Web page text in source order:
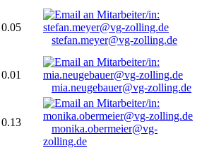
0.05
stefan.meyer@vg-zolling.de
0.01
mia.neugebauer@vg-zolling.de
0.13
monika.obermeier@vg-
zolling.de